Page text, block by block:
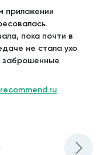
приложении
пока почти в
не стала ухо
заброшенные